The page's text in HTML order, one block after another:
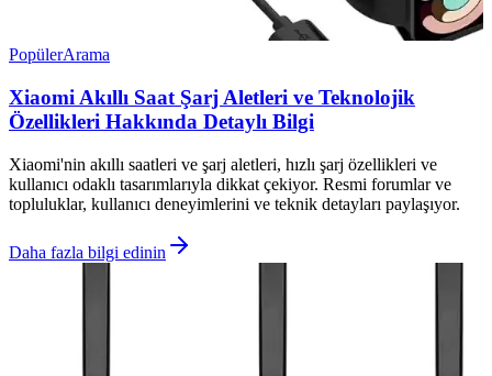
PopülerArama
Xiaomi Akıllı Saat Şarj Aletleri ve Teknolojik
Özellikleri Hakkında Detaylı Bilgi
Xiaomi'nin akıllı saatleri ve şarj aletleri, hızlı şarj özellikleri ve
kullanıcı odaklı tasarımlarıyla dikkat çekiyor. Resmi forumlar ve
topluluklar, kullanıcı deneyimlerini ve teknik detayları paylaşıyor.
Daha fazla bilgi edinin